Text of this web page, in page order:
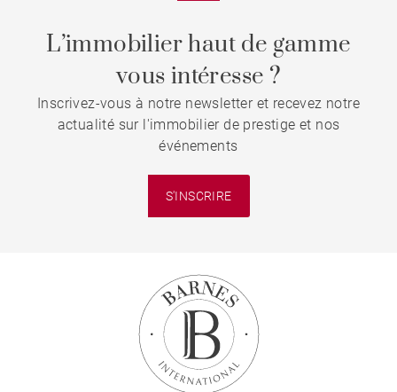
L’immobilier haut de gamme
vous intéresse ?
Inscrivez-vous à notre newsletter et recevez notre
actualité sur l'immobilier de prestige et nos
événements
S'INSCRIRE